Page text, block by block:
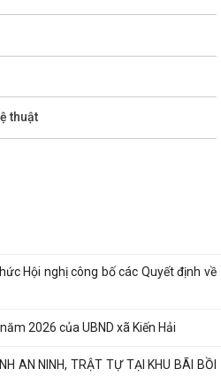
thuật
chữ ký của Phó Giám đốc Trạm Y tế
sơ mất trang phụ Giấy chứng nhận
Hội nghị công bố các Quyết định về